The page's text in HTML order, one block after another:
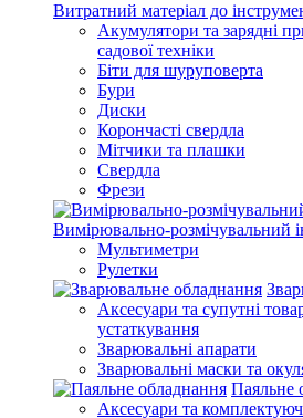
Витратний матеріал до
Акумулятори та зарядні
садової техніки
Біти для шуруповерта
Бури
Диски
Корончасті свердла
Мітчики та плашки
Свердла
Фрези
Вимірювально-розмічувальний
Мультиметри
Рулетки
Аксесуари та супутні
устаткування
Зварювальні апарати
Зварювальні маски та
Паяльне
Аксесуари та